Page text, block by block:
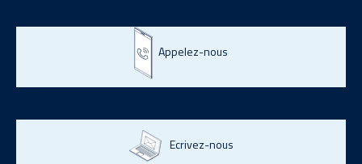
Appelez-nous
Ecrivez-nous